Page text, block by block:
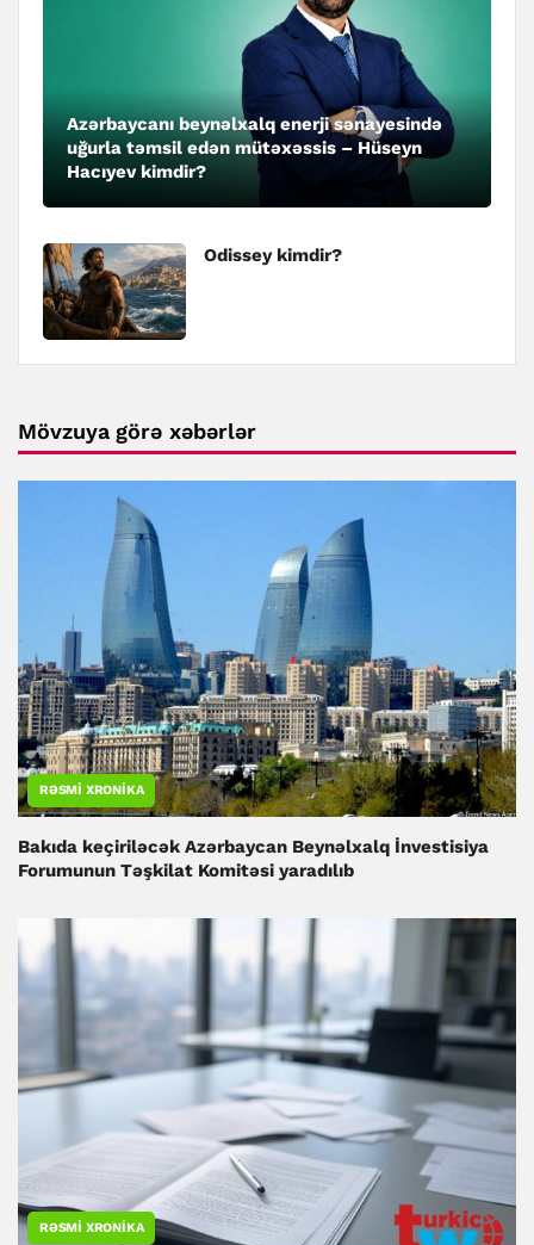
Azərbaycanı beynəlxalq enerji sənayesində
uğurla təmsil edən mütəxəssis – Hüseyn
Hacıyev kimdir?
Odissey kimdir?
Mövzuya görə xəbərlər
RƏSMI XRONIKA
Bakıda keçiriləcək Azərbaycan Beynəlxalq İnvestisiya
Forumunun Təşkilat Komitəsi yaradılıb
RƏSMI XRONIKA